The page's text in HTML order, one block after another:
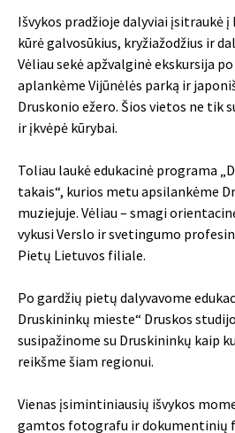
Išvykos pradžioje dalyviai įsitraukė į
kūrė galvosūkius, kryžiažodžius ir
Vėliau sekė apžvalginė ekskursija
aplankėme Vijūnėlės parką ir
Druskonio ežero. Šios vietos ne tik
ir įkvėpė kūrybai.
Toliau laukė edukacinė programa
takais“, kurios metu apsilankėme
muziejuje. Vėliau – smagi
vykusi Verslo ir svetingumo
Pietų Lietuvos filiale.
Po gardžių pietų dalyvavome
Druskininkų mieste“ Druskos
susipažinome su Druskininkų kaip
reikšme šiam regionui.
Vienas įsimintiniausių išvykos
gamtos fotografu ir dokumentinių